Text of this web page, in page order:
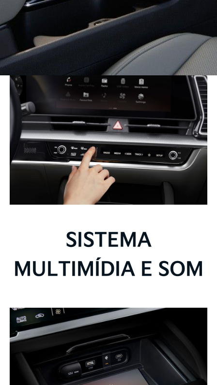
SISTEMA
MULTIMÍDIA E SOM